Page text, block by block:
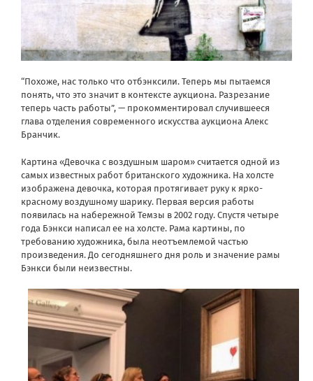
“Похоже, нас только что отбэнксили. Теперь мы пытаемся
понять, что это значит в контексте аукциона. Разрезание
теперь часть работы”, — прокомментировал случившееся
глава отделения современного искусства аукциона Алекс
Бранчик.
Картина «Девочка с воздушным шаром» считается одной из
самых известных работ британского художника. На холсте
изображена девочка, которая протягивает руку к ярко-
красному воздушному шарику. Первая версия работы
появилась на набережной Темзы в 2002 году. Спустя четыре
года Бэнкси написал ее на холсте. Рама картины, по
требованию художника, была неотъемлемой частью
произведения. До сегодняшнего дня роль и значение рамы
Бэнкси были неизвестны.